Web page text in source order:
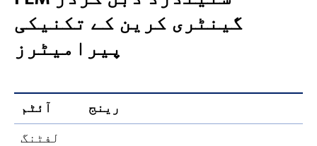
گینٹری کرین کے تکنیکی
پیرامیٹرز
آئٹم
رینج
لفٹنگ